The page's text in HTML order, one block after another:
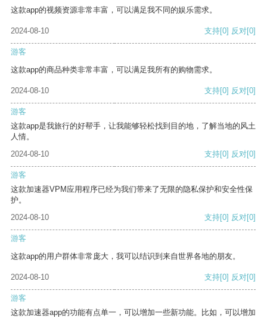
这款app的视频资源非常丰富，可以满足我不同的娱乐需求。
2024-08-10 支持[0] 反对[0]
游客
这款app的商品种类非常丰富，可以满足我所有的购物需求。
2024-08-10 支持[0] 反对[0]
游客
这款app是我旅行的好帮手，让我能够轻松找到目的地，了解当地的风土
人情。
2024-08-10
支持[0] 反对[0]
游客
这款加速器VPM应用程序已经为我们带来了无限的隐私保护和安全性保
护。
2024-08-10
支持[0] 反对[0]
游客
这款app的用户群体非常庞大，我可以结识到来自世界各地的朋友。
2024-08-10 支持[0] 反对[0]
游客
这款加速器app的功能有点单一，可以增加一些新功能。比如，可以增加